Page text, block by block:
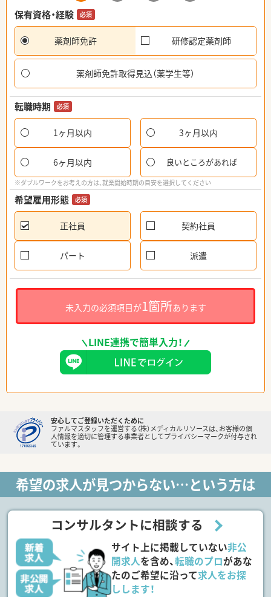
保有資格・経験
必須
薬剤師免許 研修認定薬剤師
薬剤師免許取得見込（薬学生等）
転職時期 必須
1ヶ月以内 3ヶ月以内
6ヶ月以内 良いところがあれば
※ダブルワークをお考えの方は、就業開始時期の目安を選択してください
希望雇用形態 必須
正社員 契約社員
パート 派遣
未入力の必須項目が1箇所あります
LINE連携で簡単入力！
安心してご登録いただくために
ファルマスタッフを運営する（株）メディカルリソースは、お客様の個
人情報を適切に管理する事業者としてプライバシーマークが付与され
ています。
希望の求人が見つからない…という方は
コンサルタントに相談する
サイト上に掲載していない非公
開求人を含め、転職のプロがあな
たのご希望に沿って求人をお探
しします！